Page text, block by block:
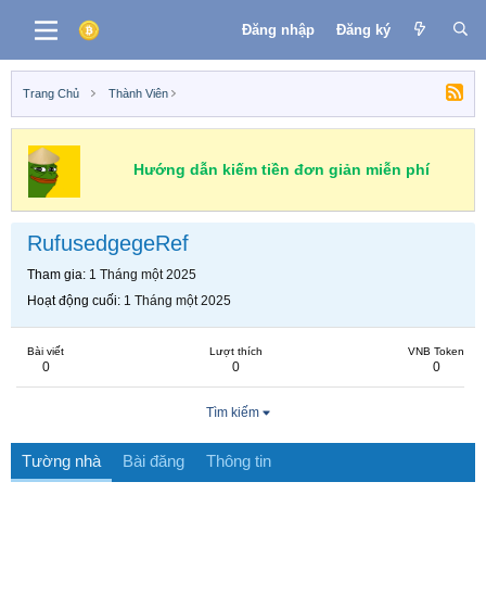
Đăng nhập Đăng ký
Trang Chủ Thành Viên
Hướng dẫn kiếm tiền đơn giản miễn phí
RufusedgegeRef
Tham gia 1 Tháng một 2025
Hoạt động cuối 1 Tháng một 2025
Bài viết
0
Lượt thích
0
VNB Token
0
Tìm kiếm
Tường nhà Bài đăng Thông tin